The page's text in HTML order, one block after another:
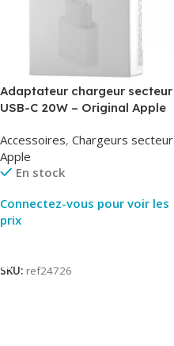
Adaptateur chargeur secteur
USB-C 20W – Original Apple
Original
Accessoires, Chargeurs secteur
Apple
En stock
Connectez-vous pour voir les
prix
SKU: ref24726